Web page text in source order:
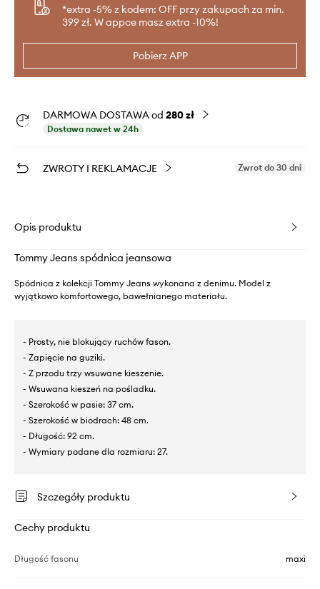
*extra -5% z kodem: OFF przy zakupach za min.
399 zł. W appce masz extra -10%!
Pobierz APP
DARMOWA DOSTAWA od 280 zł
Dostawa nawet w 24h
ZWROTY I REKLAMACJE Zwrot do 30 dni
Opis produktu
Tommy Jeans spódnica jeansowa
Spódnica z kolekcji Tommy Jeans wykonana z denimu. Model z
wyjątkowo komfortowego, bawełnianego materiału.
- Prosty, nie blokujący ruchów fason.
- Zapięcie na guziki.
- Z przodu trzy wsuwane kieszenie.
- Wsuwana kieszeń na pośladku.
- Szerokość w pasie: 37 cm.
- Szerokość w biodrach: 48 cm.
- Długość: 92 cm.
- Wymiary podane dla rozmiaru: 27.
Szczegóły produktu
Cechy produktu
Długość fasonu maxi